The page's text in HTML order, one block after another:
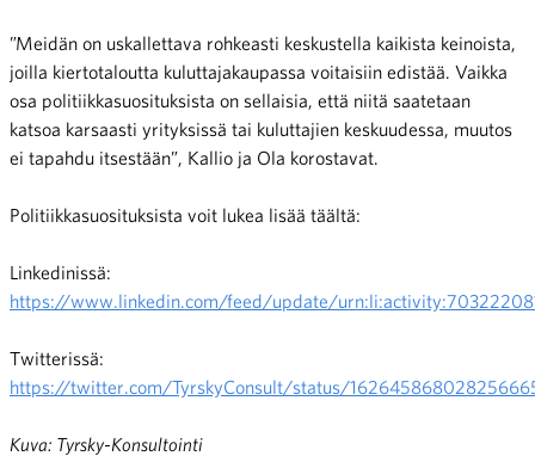
”Meidän on uskallettava rohkeasti keskustella kaikista keinoista,
joilla kiertotaloutta kuluttajakaupassa voitaisiin edistää. Vaikka
osa politiikkasuosituksista on sellaisia, että niitä saatetaan
katsoa karsaasti yrityksissä tai kuluttajien keskuudessa, muutos
ei tapahdu itsestään”, Kallio ja Ola korostavat.
Politiikkasuosituksista voit lukea lisää täältä:
Linkedinissä:
https://www.linkedin.com/feed/update/
Twitterissä:
https://twitter.com/TyrskyConsult/status/
Kuva: Tyrsky-Konsultointi